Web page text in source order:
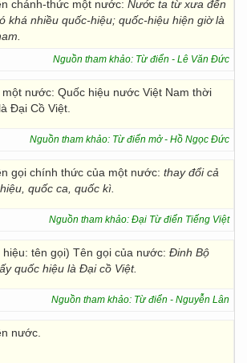
chánh-thức một nước: Nước ta từ xưa đến
khá nhiều quốc-hiệu; quốc-hiệu hiện giờ là
Nguồn tham khảo: Từ điển - Lê Văn Đức
nước: Quốc hiệu nước Việt Nam thời
Đại Cồ Việt.
Nguồn tham khảo: Từ điển mở - Hồ Ngọc Đức
gọi chính thức của một nước: thay đổi cả
quốc ca, quốc kì.
Nguồn tham khảo: Đại Từ điển Tiếng Việt
hiệu: tên gọi) Tên gọi của nước: Đinh Bộ
quốc hiệu là Đại cồ Việt.
Nguồn tham khảo: Từ điển - Nguyễn Lân
nước.